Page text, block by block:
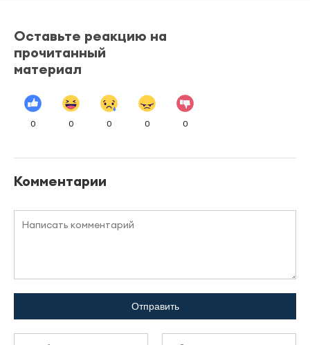
Оставьте реакцию на
прочитанный
материал
0 0 0 0 0
Комментарии
Отправить